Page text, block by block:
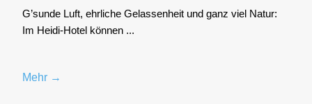
G’sunde Luft, ehr­li­che Gelas­sen­heit und ganz viel Natur:
Im Hei­di-Hotel kön­nen ...
Mehr →